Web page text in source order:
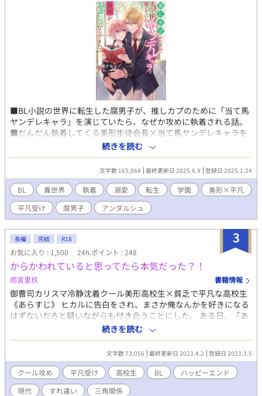
■BL小説の世界に転生した腐男子が、推しカプのために「当て馬
ヤンデレキャラ」を演じていたら、なぜか攻めに執着される話。
■だんだん執着してくる美形生徒会長×当て馬ヤンデレキャラを
演じる腐男子 美形×平凡／執着攻め／ハッピーエンド／勘違い・
すれ違い 《あらすじ》 伯爵家の令息であるアルト・リドリー
は、幼い頃から療養のため家に籠っていた。成長と共に体調が安
定し、憧れていた魔法学園への途中入学が決まったアルトは、学
園への入学当日、前世を思い出す。 この世界は前世で読んでい
た「学園モノのBL小説」であり、アルトは推しカプの「攻め」で
あるグレン・アディソンに好意を寄せる、当て馬ヤンデレキャラ
だったのだ。アルトは「美形クール攻め×平民の美少年」という
推しカプを成立させるため、ヤンデレ当て馬キャラを演じること
を決意する。 アルトはそれからグレンに迫り、本人としては完
璧に「ヤンデレ」を演じていた。しかし、そもそも病んでいない
アルトは、だんだん演技にボロがではじめてしまう。そんな中、
最初は全くアルトに興味がなかったグレンも、アルトのことが気
になってきて…？
続きを読む
文字数 165,064 最終更新日 2025.6.9 登録日 2025.1.24
BL 異世界 執着 溺愛 転生 学園
美形×平凡
平凡受け
腐男子 アンダルシュ
3
長編 完結 R18
お気に入り : 1,500 24h.ポイント : 248
からかわれていると思ってたら本気だった？！
雨宮里玖 書籍情報
御曹司カリスマ冷静沈着クール美形高校生×貧乏で平凡な高校生
《あらすじ》 ヒカルに告白をされ、まさか俺なんかを好きになる
はずないだろと疑いながらも付き合うことにした。 ある日、「あ
いつ真に受けてやんの」「身の程知らずだな」とヒカルが友人と
話しているところを聞いてしまい、やっぱりからかわれていただ
けだったと知り、ショックを受ける弦。騙された怒りをヒカルに
ぶつけて、ヒカルに別れを告げる——。 葛葉ヒカル（18）高校三
年生。財閥次男。完璧。カリスマ。 弦（18）高校三年生。父子家
庭。貧乏。 葛葉一真（20）財閥長男。爽やかイケメン。
続きを読む
文字数 73,056 最終更新日 2023.4.2 登録日 2023.3.5
クール攻め 平凡受け 高校生 BL
ハッピーエンド
現代
すれ違い 三角関係